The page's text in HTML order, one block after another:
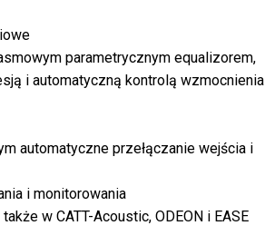
parametrycznym equalizorem,
i automatyczną kontrolą wzmocnienia
automatyczne przełączanie wejścia i
i monitorowania
w CATT-Acoustic, ODEON i EASE